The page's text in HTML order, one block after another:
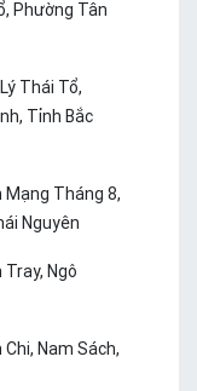
Phường Tân
Thái Tổ,
Tỉnh Bắc
Mạng Tháng 8,
Nguyên
Ngô
Nam Sách,